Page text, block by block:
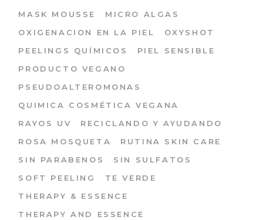
MASK MOUSSE
MICRO ALGAS
OXIGENACION EN LA PIEL
OXYSHOT
PEELINGS QUÍMICOS
PIEL SENSIBLE
PRODUCTO VEGANO
PSEUDOALTEROMONAS
QUIMICA COSMÉTICA VEGANA
RAYOS UV
RECICLANDO Y AYUDANDO
ROSA MOSQUETA
RUTINA SKIN CARE
SIN PARABENOS
SIN SULFATOS
SOFT PEELING
TE VERDE
THERAPY & ESSENCE
THERAPY AND ESSENCE